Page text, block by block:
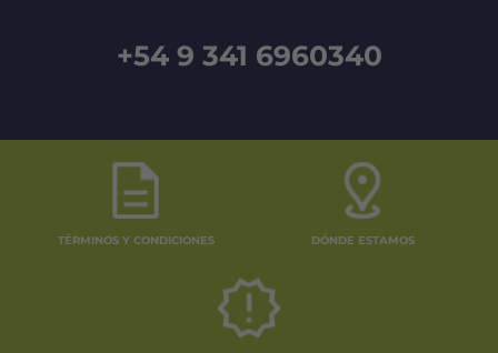
+54 9 341 6960340
TÉRMINOS Y CONDICIONES DÓNDE ESTAMOS